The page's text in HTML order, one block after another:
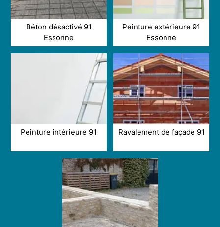
Béton désactivé 91
Essonne
Peinture extérieure 91
Essonne
Peinture intérieure 91 Ravalement de façade 91